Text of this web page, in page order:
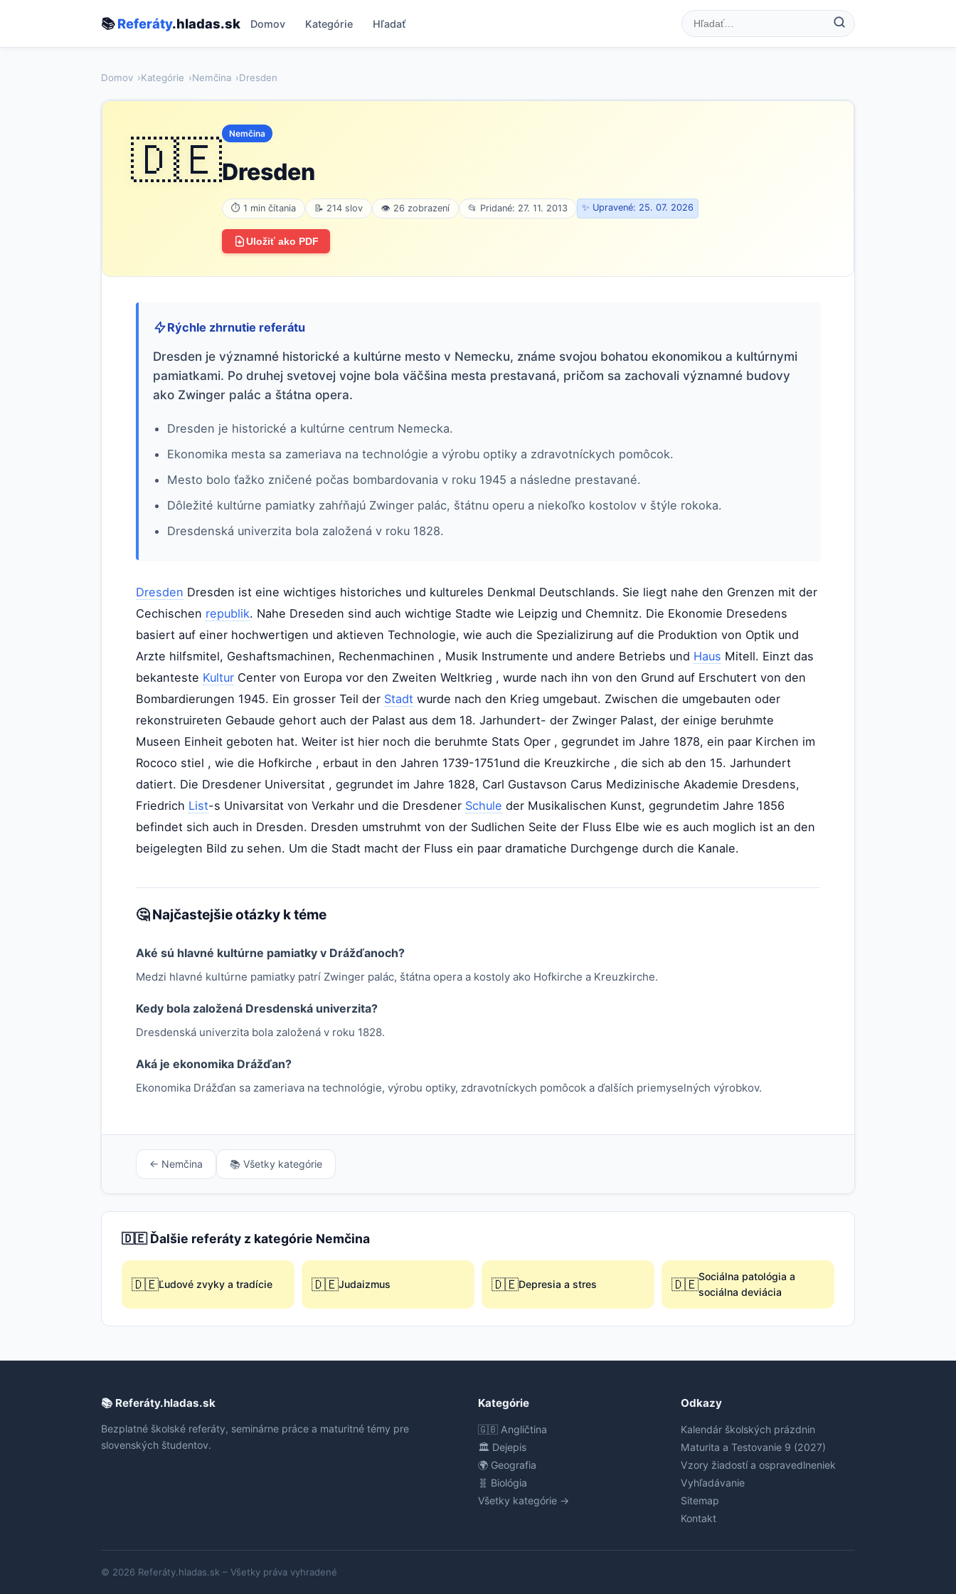
📚Referáty.hladas.sk Domov Kategórie Hľadať
Domov Kategórie Nemčina Dresden
🇩🇪 Nemčina
Dresden
⏱ 1 min čítania 📝 214 slov 👁 26 zobrazení 📂 Pridané: 27. 11. 2013 ✨ Upravené: 25. 07. 2026
Uložiť ako PDF
Rýchle zhrnutie referátu
Dresden je významné historické a kultúrne mesto v Nemecku, známe svojou bohatou ekonomikou a kultúrnymi
pamiatkami. Po druhej svetovej vojne bola väčšina mesta prestavaná, pričom sa zachovali významné budovy
ako Zwinger palác a štátna opera.
Dresden je historické a kultúrne centrum Nemecka.
Ekonomika mesta sa zameriava na technológie a výrobu optiky a zdravotníckych pomôcok.
Mesto bolo ťažko zničené počas bombardovania v roku 1945 a následne prestavané.
Dôležité kultúrne pamiatky zahŕňajú Zwinger palác, štátnu operu a niekoľko kostolov v štýle rokoka.
Dresdenská univerzita bola založená v roku 1828.
Dresden Dresden ist eine wichtiges historiches und kultureles Denkmal Deutschlands. Sie liegt nahe den Grenzen mit der
Cechischen republik. Nahe Dreseden sind auch wichtige Stadte wie Leipzig und Chemnitz. Die Ekonomie Dresedens
basiert auf einer hochwertigen und aktieven Technologie, wie auch die Spezializirung auf die Produktion von Optik und
Arzte hilfsmitel, Geshaftsmachinen, Rechenmachinen , Musik Instrumente und andere Betriebs und Haus Mitell. Einzt das
bekanteste Kultur Center von Europa vor den Zweiten Weltkrieg , wurde nach ihn von den Grund auf Erschutert von den
Bombardierungen 1945. Ein grosser Teil der Stadt wurde nach den Krieg umgebaut. Zwischen die umgebauten oder
rekonstruireten Gebaude gehort auch der Palast aus dem 18. Jarhundert- der Zwinger Palast, der einige beruhmte
Museen Einheit geboten hat. Weiter ist hier noch die beruhmte Stats Oper , gegrundet im Jahre 1878, ein paar Kirchen im
Rococo stiel , wie die Hofkirche , erbaut in den Jahren 1739-1751und die Kreuzkirche , die sich ab den 15. Jarhundert
datiert. Die Dresdener Universitat , gegrundet im Jahre 1828, Carl Gustavson Carus Medizinische Akademie Dresdens,
Friedrich List-s Univarsitat von Verkahr und die Dresdener Schule der Musikalischen Kunst, gegrundetim Jahre 1856
befindet sich auch in Dresden. Dresden umstruhmt von der Sudlichen Seite der Fluss Elbe wie es auch moglich ist an den
beigelegten Bild zu sehen. Um die Stadt macht der Fluss ein paar dramatiche Durchgenge durch die Kanale.
🤔 Najčastejšie otázky k téme
Aké sú hlavné kultúrne pamiatky v Drážďanoch?
Medzi hlavné kultúrne pamiatky patrí Zwinger palác, štátna opera a kostoly ako Hofkirche a Kreuzkirche.
Kedy bola založená Dresdenská univerzita?
Dresdenská univerzita bola založená v roku 1828.
Aká je ekonomika Drážďan?
Ekonomika Drážďan sa zameriava na technológie, výrobu optiky, zdravotníckych pomôcok a ďalších priemyselných výrobkov.
← Nemčina 📚 Všetky kategórie
🇩🇪 Ďalšie referáty z kategórie Nemčina
🇩🇪Ľudové zvyky a tradície 🇩🇪Judaizmus 🇩🇪Depresia a stres 🇩🇪Sociálna patológia a
sociálna deviácia
📚 Referáty.hladas.sk
Bezplatné školské referáty, seminárne práce a maturitné témy pre
slovenských študentov.
Kategórie
🇬🇧 Angličtina
🏛️ Dejepis
🌍 Geografia
🧬 Biológia
Všetky kategórie →
Odkazy
Kalendár školských prázdnin
Maturita a Testovanie 9 (2027)
Vzory žiadostí a ospravedlneniek
Vyhľadávanie
Sitemap
Kontakt
© 2026 Referáty.hladas.sk – Všetky práva vyhradené